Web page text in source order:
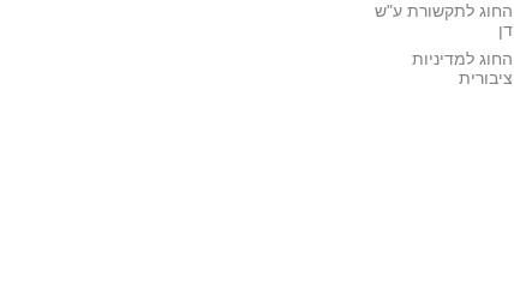
החוג לתקשורת ע"ש
דן
החוג למדיניות
ציבורית